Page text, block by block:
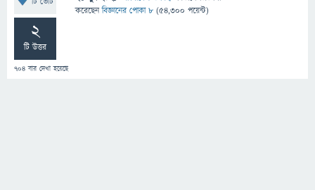
2
টি উত্তর
704 বার দেখা হয়েছে
করেছেনবিজ্ঞানের পোকা ৮ (54,300 পয়েন্ট)